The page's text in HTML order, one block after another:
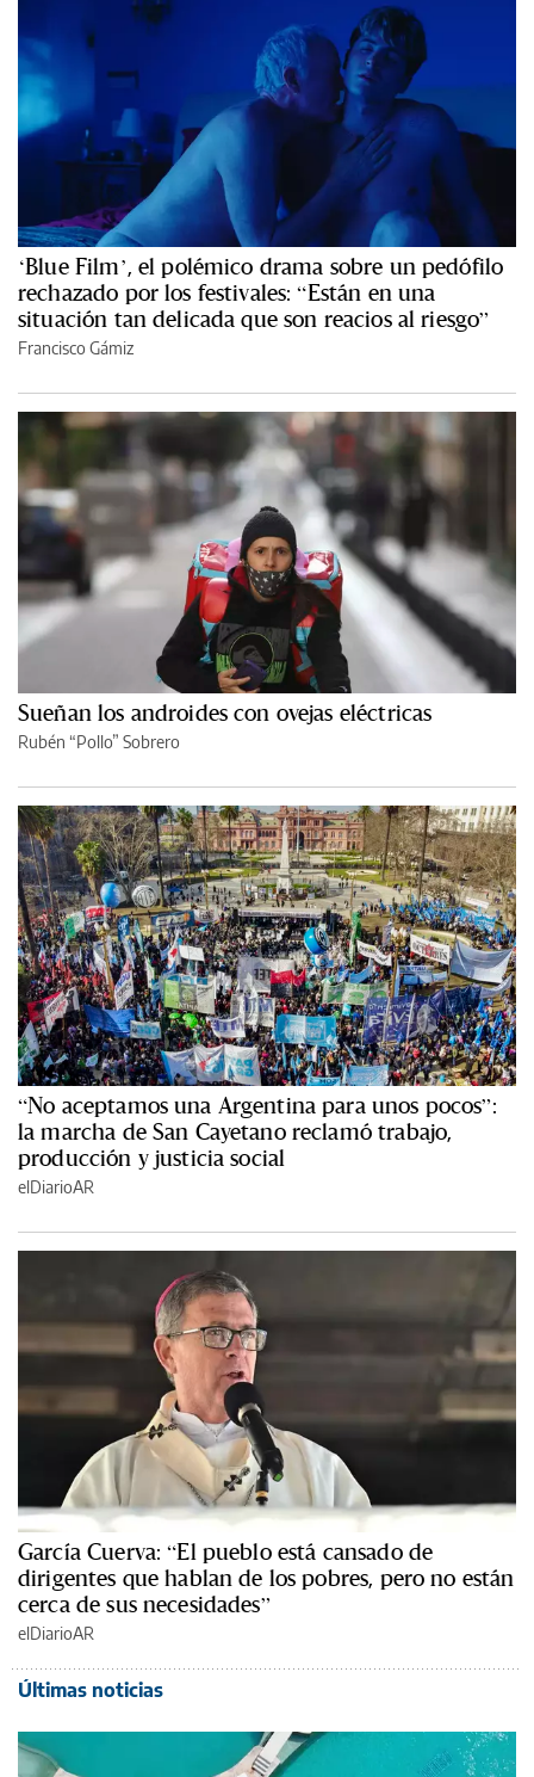
‘Blue Film’, el polémico drama sobre un pedófilo
rechazado por los festivales: “Están en una
situación tan delicada que son reacios al riesgo”
Francisco Gámiz
Sueñan los androides con ovejas eléctricas
Rubén “Pollo” Sobrero
“No aceptamos una Argentina para unos pocos”:
la marcha de San Cayetano reclamó trabajo,
producción y justicia social
elDiarioAR
García Cuerva: “El pueblo está cansado de
dirigentes que hablan de los pobres, pero no están
cerca de sus necesidades”
elDiarioAR
Últimas noticias